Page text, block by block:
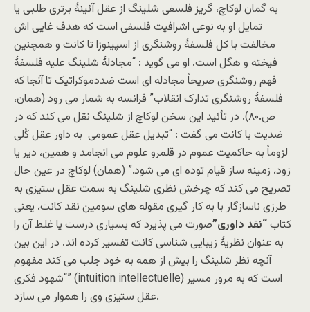
به گمان لوکاچ، گریز فلسفی شلینگ از عقل آئینۀ برتری طلبی یا
تمایل او به نوعی اشرافیت فلسفی است که هدف غایی اش
مخالفت با کل فلسفۀ روشنگری از اسپینوزا تا کانت و همچنین
فیخته و هگل است. او می گوید : “مجادلۀ شلینگ علیه فلسفۀ
فهم روشنگری صریحاً مجادله ای است ضددموکراتیک تا آنجا که
فلسفۀ روشنگری تدارک انقلاب” فرانسه به شمار می رود (همان،
ص.۸۰). در تأئید این سخن لوکاچ از شلینگ نقل می کند که در
ضدیت با کانت می گفت : “تبدیل عقل عمومی به داور عقل کُلی
لزوماً به حاکمیت عموم در قلمرو علوم می انجامد و همین، دیر یا
زود، زمینه ساز قیام توده ای می شود.” (همان) لوکاچ در عین حال
تصریح می کند که چرخش نظری شلینگ به سمت عقل ستیزی به
طرزی ناسازگار با به کار گیری مقوله های سومین نقد کانت، یعنی
کتاب“نقد داوری”صورت می پذیرد که بسیاری درست یا غلط آن را
به عنوان نظریۀ زیبایی شناسی کانت تفسیر کرده اند. در این بین
آنچه نظر شلینگ را بیش از همه به خود جلب می کند مفهوم
“شهود فکری” (intuition intellectuelle) است که به مرور مسیر
عقل ستیزی وی را هموار می سازد.